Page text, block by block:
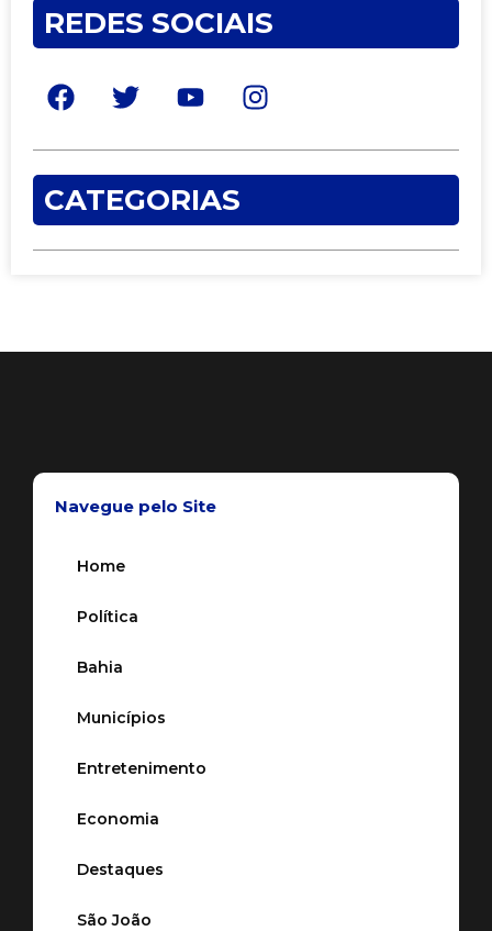
REDES SOCIAIS
CATEGORIAS
Navegue pelo Site
Home
Política
Bahia
Municípios
Entretenimento
Economia
Destaques
São João